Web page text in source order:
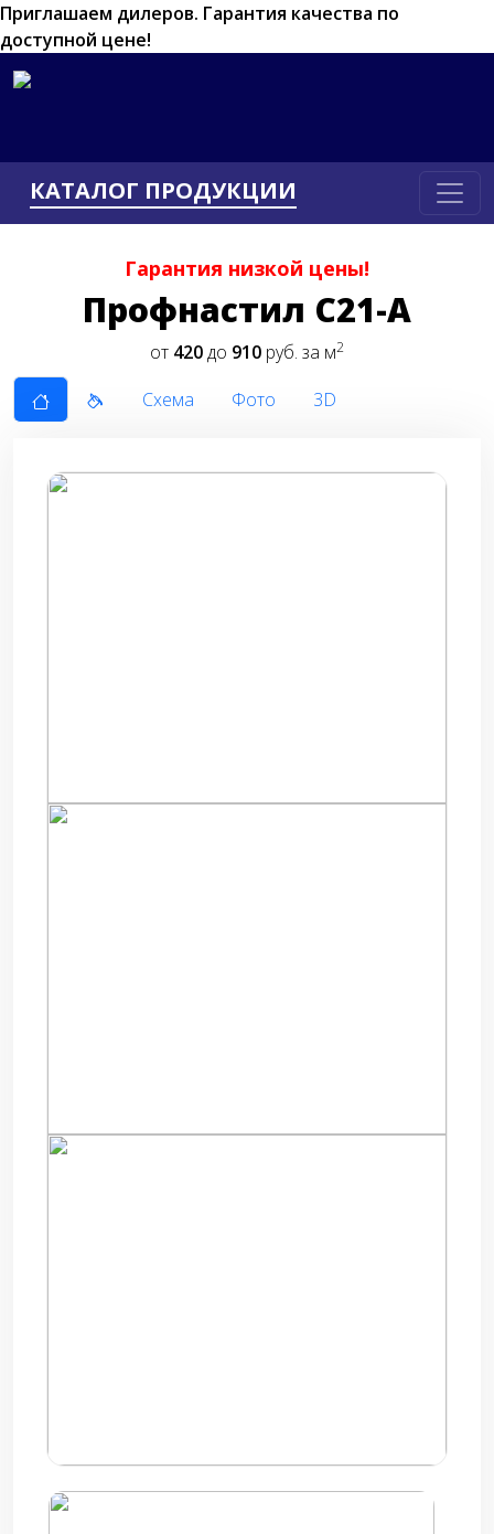
Приглашаем дилеров. Гарантия качества по
доступной цене!
КАТАЛОГ ПРОДУКЦИИ
Гарантия низкой цены!
Профнастил С21-А
от 420до 910 руб. за м2
Схема Фото 3D